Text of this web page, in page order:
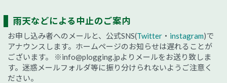
雨天などによる中止のご案内
お申し込み者へのメールと、公式SNS(Twitter ・ instagram)で
アナウンスします。ホームページのお知らせは遅れることが
ございます。
※info@plogging.jpよりメールをお送り致しま
す。迷惑メールフォルダ等に振り分けられないようご注意く
ださい。